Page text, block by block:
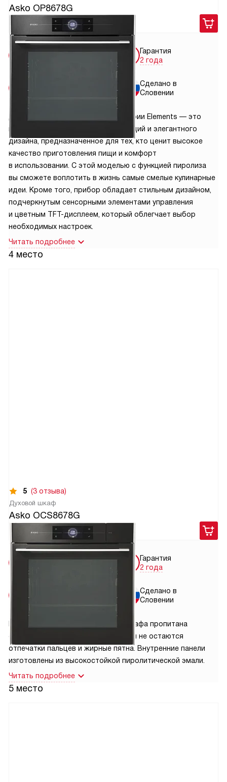
Asko OP8678G
283 900руб.
Бесплатная
Гарантия
2 года
Сделано в
Словении
Духовой шкаф Asko OP8678G из серии Elements — это
исключительное сочетание инноваций и элегантного
дизайна, предназначенное для тех, кто ценит высокое
качество приготовления пищи и комфорт
в использовании. С этой моделью с функцией пиролиза
вы сможете воплотить в жизнь самые смелые кулинарные
идеи. Кроме того, прибор обладает стильным дизайном,
подчеркнутым сенсорными элементами управления
и цветным TFT-дисплеем, который облегчает выбор
необходимых настроек.
Читать подробнее
4 место
5 (3 отзыва)
Духовой шкаф
Asko OCS8678G
340 900руб.
Бесплатная
установка
Гарантия
2 года
Сделано в
Словении
Внешняя поверхность Духового шкафа пропитана
специальным составом, на котором не остаются
отпечатки пальцев и жирные пятна. Внутренние панели
изготовлены из высокостойкой пиролитической эмали.
Читать подробнее
5 место